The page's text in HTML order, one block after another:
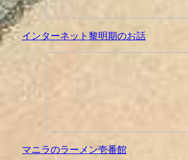
インターネット黎明期のお話
マニラのラーメン壱番館